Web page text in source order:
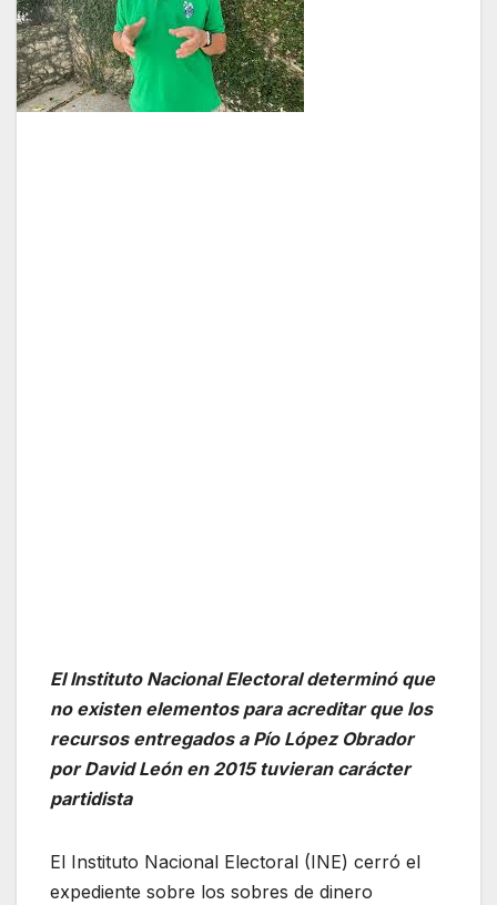
El Instituto Nacional Electoral determinó que
no existen elementos para acreditar que los
recursos entregados a Pío López Obrador
por David León en 2015 tuvieran carácter
partidista
El Instituto Nacional Electoral (INE) cerró el
expediente sobre los sobres de dinero